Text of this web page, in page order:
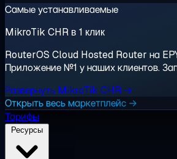
Самые устанавливаемые
MikroTik CHR в 1 клик
RouterOS Cloud Hosted Router на
Приложение №1 у наших клиентов.
Развернуть MikroTik CHR →
Открыть весь маркетплейс →
Тарифы